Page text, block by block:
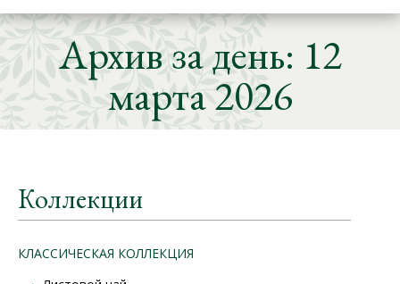
Архив за день: 12
марта 2026
Коллекции
КЛАССИЧЕСКАЯ КОЛЛЕКЦИЯ